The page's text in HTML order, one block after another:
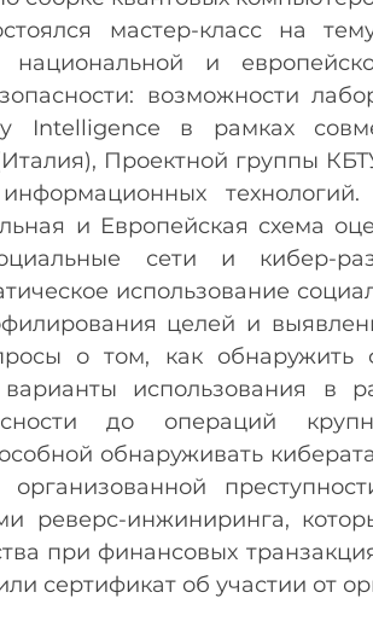
мастер-класс на
национальной и
возможности
Intelligence в рамках
Проектной группы
и Европейская схема
сети и кибер-
использование
целей и
о том, как обнаружить
использования в
до операций
обнаруживать
реверс-инжиниринга,
при финансовых
сертификат об участии от